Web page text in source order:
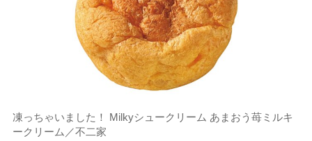
凍っちゃいました！ Milkyシュークリーム あまおう苺ミルキ
ークリーム／不二家